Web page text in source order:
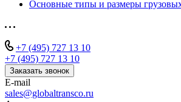
Основные типы и размеры
+7 (495) 727 13 10
+7 (495) 727 13 10
Заказать звонок
E-mail
sales@globaltransco.ru